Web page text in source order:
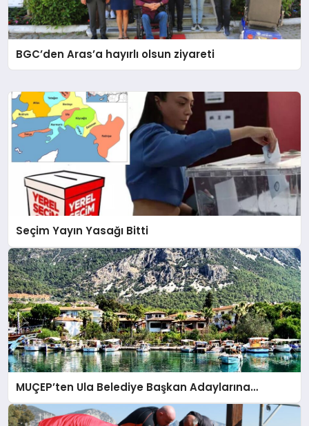
BGC’den Aras’a hayırlı olsun ziyareti
Seçim Yayın Yasağı Bitti
MUÇEP’ten Ula Belediye Başkan Adaylarına…